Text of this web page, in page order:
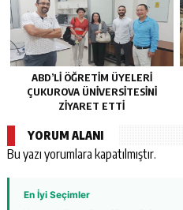
ABD’Lİ ÖĞRETİM ÜYELERİ
ÇUKUROVA ÜNİVERSİTESİNİ
ZİYARET ETTİ
YORUM ALANI
Bu yazı yorumlara kapatılmıştır.
En İyi Seçimler